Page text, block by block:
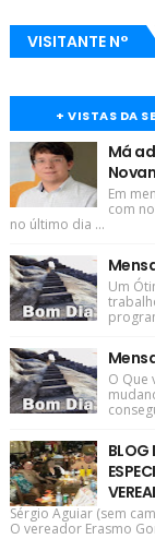
VISITANTE N°
+ VISTAS DA
Má
Em
com
no último dia ...
Um
O Que
BLOG
Sérgio Aguiar (sem
O vereador Erasmo